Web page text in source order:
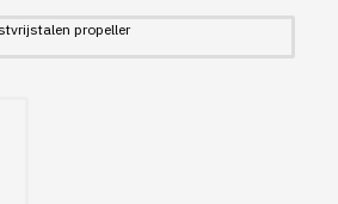
propeller